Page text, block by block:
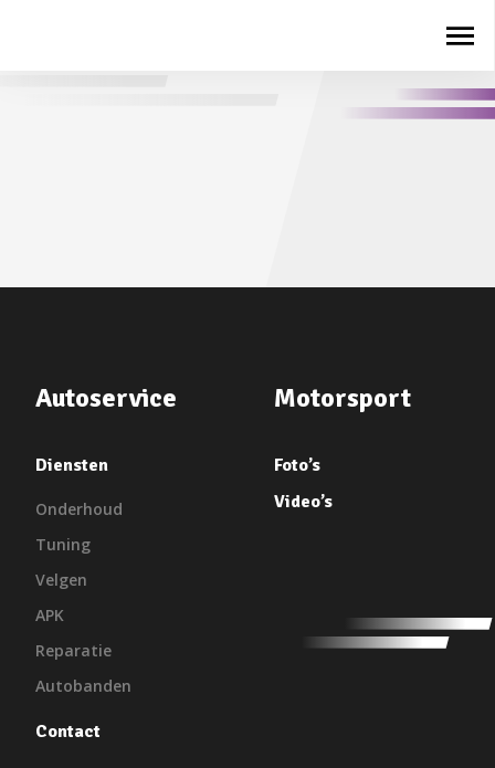
Autoservice
Diensten
Onderhoud
Tuning
Velgen
APK
Reparatie
Autobanden
Contact
Motorsport
Foto’s
Video’s